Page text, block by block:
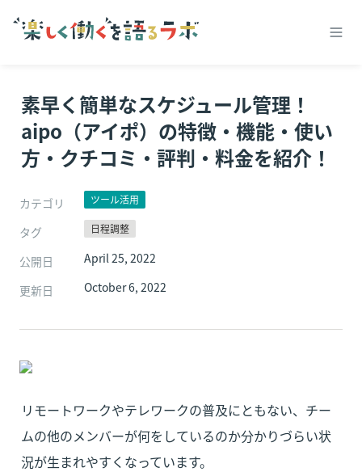
素早く簡単なスケジュール管理！
aipo（アイポ）の特徴・機能・使い
方・クチコミ・評判・料金を紹介！
カテゴリ ツール活用
タグ 日程調整
公開日
April 25, 2022
更新日
October 6, 2022
リモートワークやテレワークの普及にともない、チー
ムの他のメンバーが何をしているのか分かりづらい状
況が生まれやすくなっています。